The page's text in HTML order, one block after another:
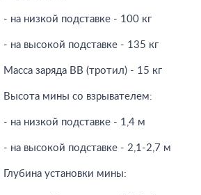
- на низкой подставке - 100 кг
- на высокой подставке - 135 кг
Масса заряда ВВ (тротил) - 15 кг
Высота мины со взрывателем:
- на низкой подставке - 1,4 м
- на высокой подставке - 2,1-2,7 м
Глубина установки мины: